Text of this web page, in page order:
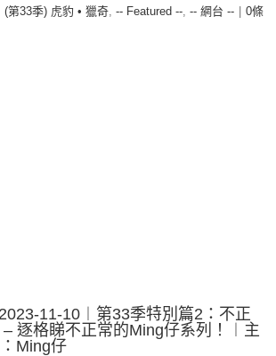
(第33季) 虎豹 • 獵奇, -- Featured --, -- 網台 --
0條
2023-11-10︱第33季特別篇2：不正
逐格睇不正常的Ming仔系列！︱主
Ming仔